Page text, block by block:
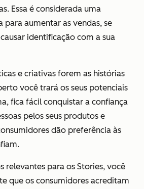
Essa é considerada uma
para aumentar as vendas, se
identificação com a sua
e criativas forem as histórias
você trará os seus potenciais
fica fácil conquistar a confiança
pelos seus produtos e
dão preferência às
relevantes para os Stories, você
que os consumidores acreditam